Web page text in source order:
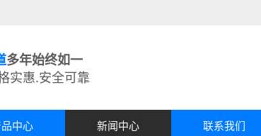
多年始终如一
实惠.安全可靠
中心 新闻中心 联系我们